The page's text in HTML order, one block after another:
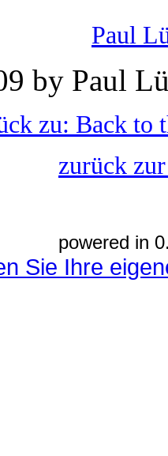
Paul
by Paul
zu: Back to
zurück
powered in
Sie Ihre